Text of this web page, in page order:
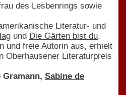
des Lesbenrings sowie
Literatur- und
und Die Gärten bist du.
und freie Autorin aus, erhielt
Oberhausener Literaturpreis
Sabine de